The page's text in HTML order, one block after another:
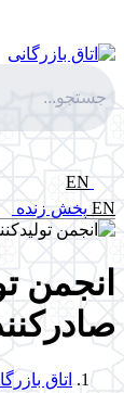
EN
EN پخش زنده
انجمن
اتاق